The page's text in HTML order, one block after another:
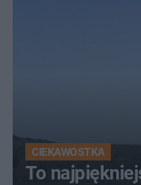
CIEKAWOSTKA
To